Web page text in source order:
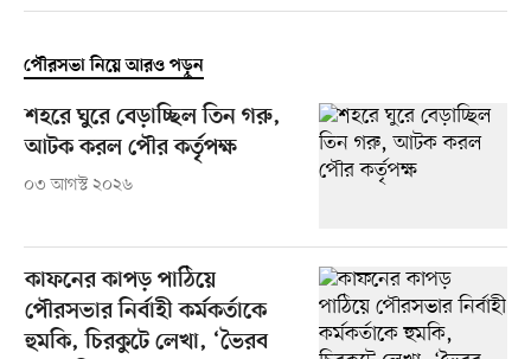
পৌরসভা নিয়ে আরও পড়ুন
শহরে ঘুরে বেড়াচ্ছিল তিন গরু,
আটক করল পৌর কর্তৃপক্ষ
০৩ আগস্ট ২০২৬
কাফনের কাপড় পাঠিয়ে
পৌরসভার নির্বাহী কর্মকর্তাকে
হুমকি, চিরকুটে লেখা, ‘ভৈরব